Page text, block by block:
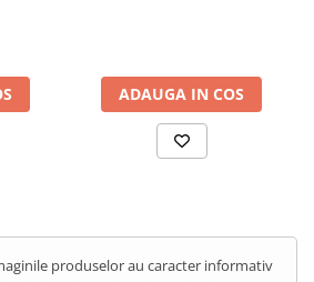
ADAUGA IN COS
produselor au caracter informativ